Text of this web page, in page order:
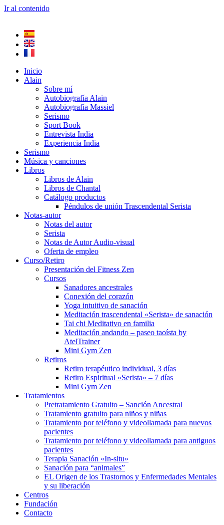
Ir al contenido
Inicio
Alain
Sobre mí
Autobiografía Alain
Autobiografía Massiel
Serismo
Sport Book
Entrevista India
Experiencia India
Serismo
Música y canciones
Libros
Libros de Alain
Libros de Chantal
Catálogo productos
Péndulos de unión Trascendental Serista
Notas-autor
Notas del autor
Serista
Notas de Autor Audio-visual
Oferta de empleo
Curso/Retiro
Presentación del Fitness Zen
Cursos
Sanadores ancestrales
Conexión del corazón
Yoga intuitivo de sanación
Meditación trascendental «Serista» de sanación
Tai chi Meditativo en familia
Meditación andando – paseo taoísta by
AtelTrainer
Mini Gym Zen
Retiros
Retiro terapéutico individual, 3 días
Retiro Espiritual «Serista» – 7 días
Mini Gym Zen
Tratamientos
Pretratamiento Gratuito – Sanción Ancestral
Tratamiento gratuito para niños y niñas
Tratamiento por teléfono y videollamada para nuevos
pacientes
Tratamiento por teléfono y videollamada para antiguos
pacientes
Terapia Sanación «In-situ»
Sanación para “animales”
EL Origen de los Trastornos y Enfermedades Mentales
y su liberación
Centros
Fundación
Contacto